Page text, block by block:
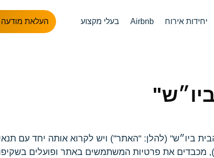
יחידות אירוח Airbnb בעלי מקצוע העלאת מודעה
ביו״ש" (להלן: "האתר") ויש לקרוא אותה יחד עם
מכבדים את פרטיות המשתמשים באתר ופועלים